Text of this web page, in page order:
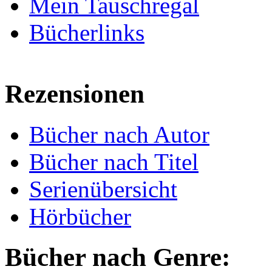
Bücherlinks
Rezensionen
Bücher nach Autor
Bücher nach Titel
Serienübersicht
Hörbücher
Bücher nach Genre: